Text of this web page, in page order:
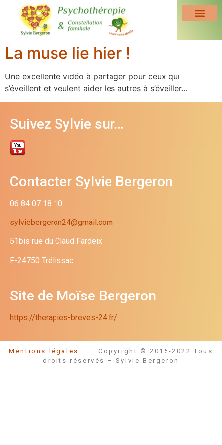
La muse lie hier !
Une excellente vidéo à partager pour ceux qui
s’éveillent et veulent aider les autres à s’éveiller…
Suivez Sylvie sur…
Contacter Sylvie Bergeron
06 84 07 18 10
sylviebergeron24@gmail.com
51bis rue du Claud Fardeix
F-24750 Trélissac
Site de Moïse Bergeron
https://therapies-breves-24.fr/
Mentions légales Copyright © 2015-2022 Tous
droits réservés – Sylvie Bergeron